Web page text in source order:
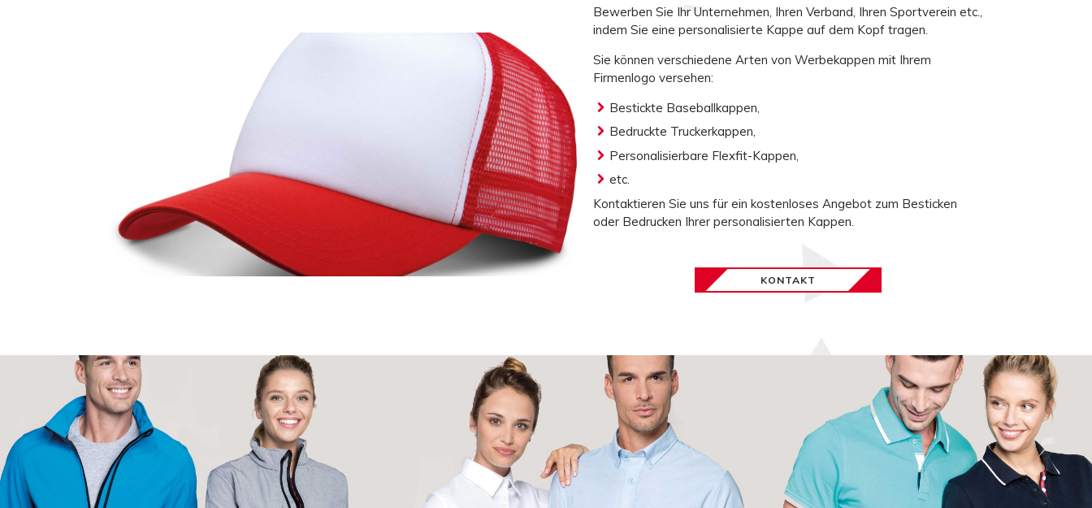
Bewerben Sie Ihr Unternehmen, Ihren Verband, Ihren Sportverein etc.,
indem Sie einepersonalisierte Kappe auf dem Kopf tragen.
Sie könnenverschiedene Arten von Werbekappen mit Ihrem
Firmenlogo versehen:
Bestickte Baseballkappen
Bedruckte Truckerkappen,
Personalisierbare Flexfit-Kappen
etc.
Kontaktieren Sie uns für ein kostenloses Angebot zum Besticken
oder Bedrucken Ihrer personalisierten Kappen
KONTAKT